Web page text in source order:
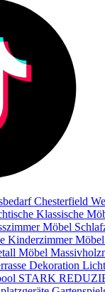
Chesterfield
Klassische
Möbel
Kinderzimmer Möbel
Möbel
Dekoration
STARK